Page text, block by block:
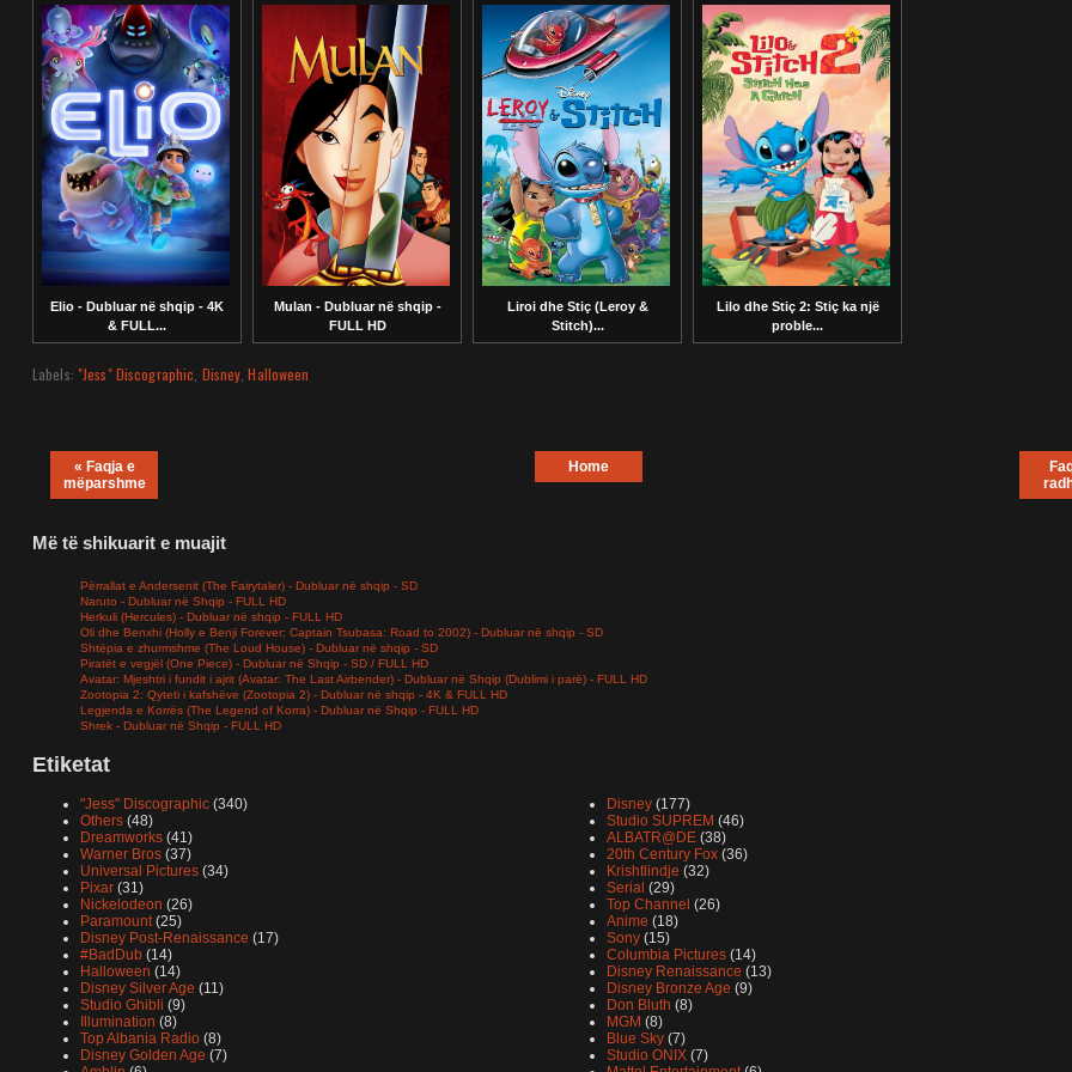
Elio - Dubluar në shqip - 4K
& FULL...
Mulan - Dubluar në shqip -
FULL HD
Liroi dhe Stiç (Leroy &
Stitch)...
Lilo dhe Stiç 2: Stiç ka një
proble...
Labels: "Jess" Discographic Disney ,Halloween
« Faqja e
mëparshme
Home
Më të shikuarit e muajit
Përrallat e Andersenit (The Fairytaler) - Dubluar në shqip - SD
Naruto - Dubluar në Shqip - FULL HD
Herkuli (Hercules) - Dubluar në shqip - FULL HD
Oli dhe Benxhi (Holly e Benji Forever; Captain Tsubasa: Road to 2002) - Dubluar në shqip - SD
Shtëpia e zhurmshme (The Loud House) - Dubluar në shqip - SD
Piratët e vegjël (One Piece) - Dubluar në Shqip - SD / FULL HD
Avatar: Mjeshtri i fundit i ajrit (Avatar: The Last Airbender) - Dubluar në Shqip (Dublimi i parë) - FULL HD
Zootopia 2: Qyteti i kafshëve (Zootopia 2) - Dubluar në shqip - 4K & FULL HD
Legjenda e Korrës (The Legend of Korra) - Dubluar në Shqip - FULL HD
Shrek - Dubluar në Shqip - FULL HD
Etiketat
"Jess" Discographic (340) Disney (177)
Others (48) Studio SUPREM (46)
Dreamworks (41) ALBATR@DE (38)
Warner Bros (37) 20th Century Fox (36)
Universal Pictures (34) Krishtlindje (32)
Pixar (31) Serial (29)
Nickelodeon (26) Top Channel (26)
Paramount (25) Anime (18)
Disney Post-Renaissance (17) Sony (15)
#BadDub (14) Columbia Pictures (14)
Halloween (14) Disney Renaissance (13)
Disney Silver Age (11) Disney Bronze Age (9)
Studio Ghibli (9) Don Bluth (8)
Illumination (8) MGM (8)
Top Albania Radio (8) Blue Sky (7)
Disney Golden Age (7) Studio ONIX (7)